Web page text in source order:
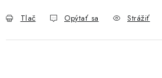
Tlač Opýtať sa Strážiť